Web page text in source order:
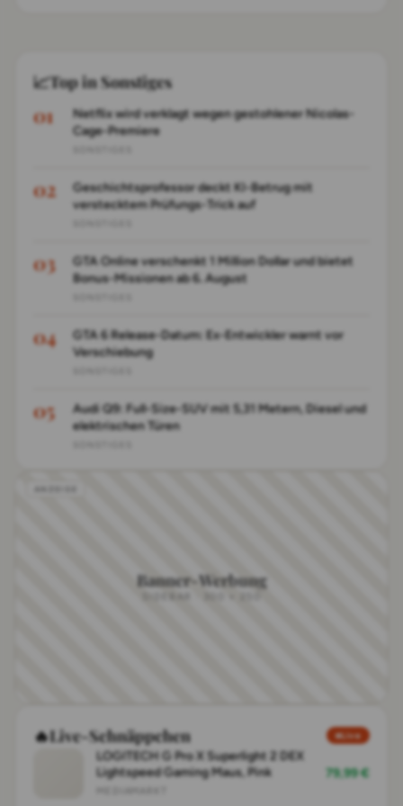
📈Top in Sonstiges
Netflix wird verklagt wegen gestohlener Nicolas-
Cage-Premiere
Geschichtsprofessor deckt KI-Betrug mit
verstecktem Prüfungs-Trick auf
GTA Online verschenkt 1 Million Dollar und bietet
Bonus-Missionen ab 6. August
GTA 6 Release-Datum: Ex-Entwickler warnt vor
Verschiebung
Audi Q9: Full-Size-SUV mit 5,31 Metern, Diesel und
elektrischen Türen
Banner-Werbung
🔥Live-Schnäppchen Live
LOGITECH G Pro X Superlight 2 DEX
Lightspeed Gaming Maus, Pink
79,99 €